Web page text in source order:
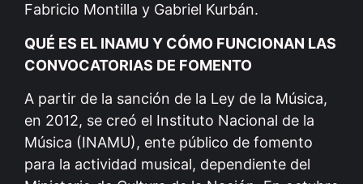
Fabricio Montilla y Gabriel Kurbán.
QUÉ ES EL INAMU Y CÓMO FUNCIONAN LAS
CONVOCATORIAS DE FOMENTO
A partir de la sanción de la Ley de la Música,
en 2012, se creó el Instituto Nacional de la
Música (INAMU), ente público de fomento
para la actividad musical, dependiente del